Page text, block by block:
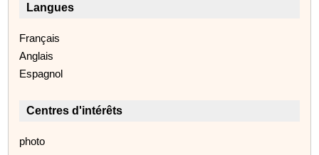
Langues
Français
Anglais
Espagnol
Centres d'intérêts
photo